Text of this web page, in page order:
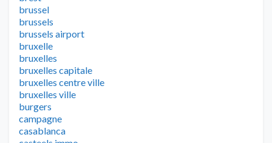
brussel
brussels
brussels airport
bruxelle
bruxelles
bruxelles capitale
bruxelles centre ville
bruxelles ville
burgers
campagne
casablanca